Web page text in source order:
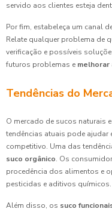
servido aos clientes esteja
Por fim, estabeleça um canal
Relate qualquer problema de
verificação e possíveis
futuros problemas e melhorar
Tendências do
O mercado de sucos naturais
tendências atuais pode ajudar
competitivo. Uma das
suco orgânico. Os
procedência dos alimentos e
pesticidas e aditivos químicos.
Além disso, os suco